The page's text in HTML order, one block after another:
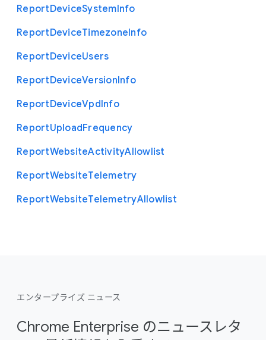
ReportDeviceSystemInfo
ReportDeviceTimezoneInfo
ReportDeviceUsers
ReportDeviceVersionInfo
ReportDeviceVpdInfo
ReportUploadFrequency
ReportWebsiteActivityAllowlist
ReportWebsiteTelemetry
ReportWebsiteTelemetryAllowlist
エンタープライズ ニュース
Chrome Enterprise のニュースレタ